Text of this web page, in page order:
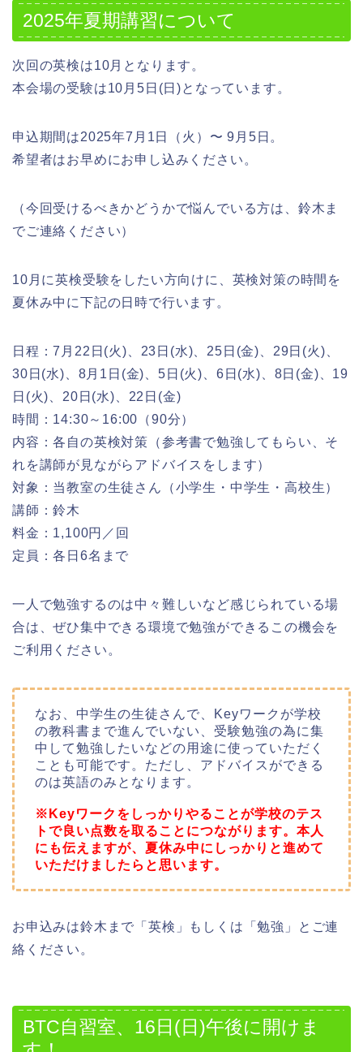
2025年夏期講習について
次回の英検は10月となります。
本会場の受験は10月5日(日)となっています。
申込期間は2025年7月1日（火）〜 9月5日。
希望者はお早めにお申し込みください。
（今回受けるべきかどうかで悩んでいる方は、鈴木ま
でご連絡ください）
10月に英検受験をしたい方向けに、英検対策の時間を
夏休み中に下記の日時で行います。
日程：7月22日(火)、23日(水)、25日(金)、29日(火)、
30日(水)、8月1日(金)、5日(火)、6日(水)、8日(金)、19
日(火)、20日(水)、22日(金)
時間：14:30～16:00（90分）
内容：各自の英検対策（参考書で勉強してもらい、そ
れを講師が見ながらアドバイスをします）
対象：当教室の生徒さん（小学生・中学生・高校生）
講師：鈴木
料金：1,100円／回
定員：各日6名まで
一人で勉強するのは中々難しいなど感じられている場
合は、ぜひ集中できる環境で勉強ができるこの機会を
ご利用ください。
なお、中学生の生徒さんで、Keyワークが学校
の教科書まで進んでいない、受験勉強の為に集
中して勉強したいなどの用途に使っていただく
ことも可能です。ただし、アドバイスができる
のは英語のみとなります。
※Keyワークをしっかりやることが学校のテス
トで良い点数を取ることにつながります。本人
にも伝えますが、夏休み中にしっかりと進めて
いただけましたらと思います。
お申込みは鈴木まで「英検」もしくは「勉強」とご連
絡ください。
BTC自習室、16日(日)午後に開けま